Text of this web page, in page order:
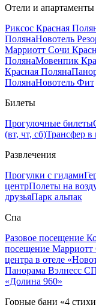
Отели и апартаменты
Риксос Красная
ПолянаНовотель
Марриотт Сочи
ПолянаМовенпик
Красная Поляна
ПолянаНовотель Фит
Билеты
Прогулочные билеты
(вт, чт, сб)Трансфер в
Развлечения
Прогулки с гидами
центрПолеты на
друзьяПарк альпак
Спа
Разовое посещение
посещение
центра в отеле
Панорама Вэлнесс
«Долина 960»
Горные бани «4